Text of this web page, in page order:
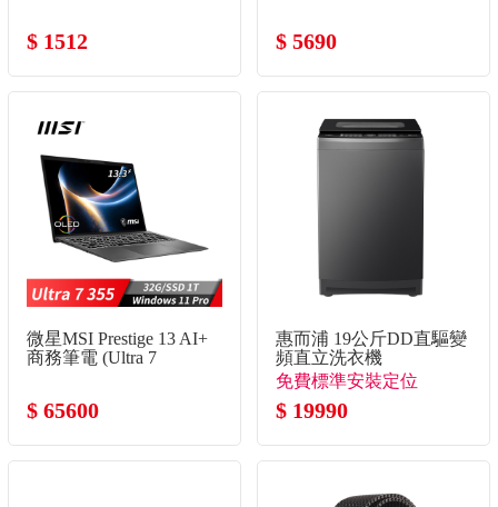
$ 1512 $ 5690
微星MSI Prestige 13 AI+
商務筆電 (Ultra 7
$ 65600
惠而浦 19公斤DD直驅變
頻直立洗衣機
免費標準安裝定位
$ 19990